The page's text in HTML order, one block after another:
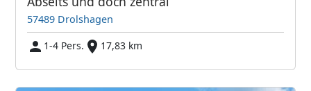
57489 Drolshagen
1-4 Pers.
17,83 km